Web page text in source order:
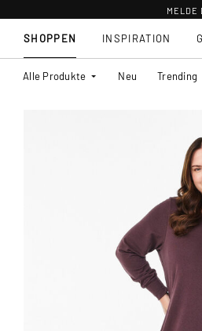
MELDE
SHOPPEN
Alle Produkte Neu Trending
INSPIRATION